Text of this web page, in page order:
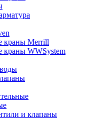
краны Merrill
краны WWSystem
и клапаны